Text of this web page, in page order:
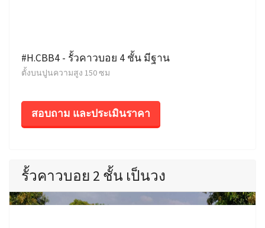
#H.CBB4 - รั้วคาวบอย 4 ชั้น มีฐาน
ตั้งบนปูนความสูง 150 ซม
สอบถาม และประเมินราคา
รั้วคาวบอย 2 ชั้น เป็นวง